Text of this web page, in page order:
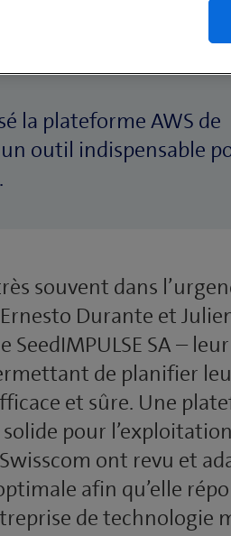
la plateforme AWS de
un outil indispensable
souvent dans
Durante et
SA –
de planifier
et sûre. Une
pour
ont revu et
afin qu’elle
de technologie